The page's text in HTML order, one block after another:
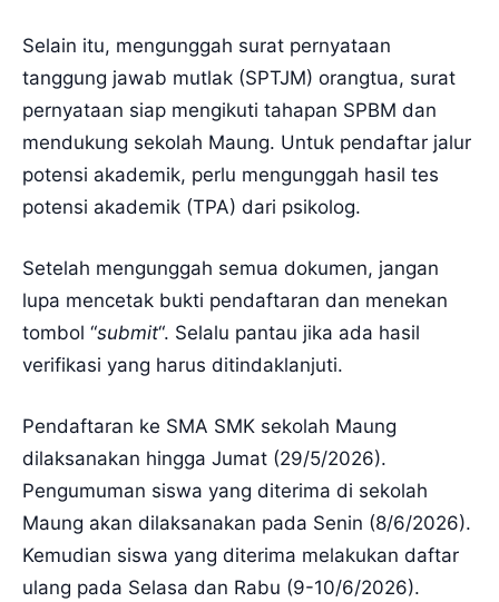
Selain itu, mengunggah surat pernyataan
tanggung jawab mutlak (SPTJM) orangtua, surat
pernyataan siap mengikuti tahapan SPBM dan
mendukung sekolah Maung. Untuk pendaftar jalur
potensi akademik, perlu mengunggah hasil tes
potensi akademik (TPA) dari psikolog.
Setelah mengunggah semua dokumen, jangan
lupa mencetak bukti pendaftaran dan menekan
tombol “submit“. Selalu pantau jika ada hasil
verifikasi yang harus ditindaklanjuti.
Pendaftaran ke SMA SMK sekolah Maung
dilaksanakan hingga Jumat (29/5/2026).
Pengumuman siswa yang diterima di sekolah
Maung akan dilaksanakan pada Senin (8/6/2026).
Kemudian siswa yang diterima melakukan daftar
ulang pada Selasa dan Rabu (9-10/6/2026).